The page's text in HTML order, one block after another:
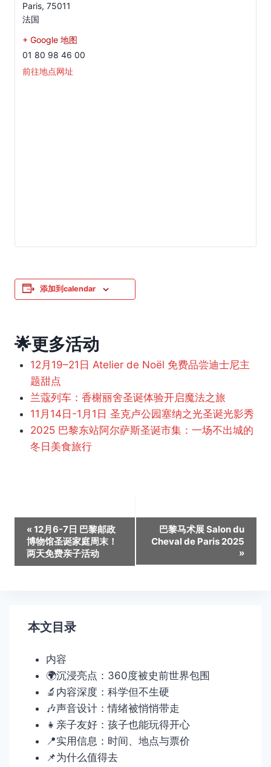
Paris, 75011
法国
+ Google 地图
01 80 98 46 00
前往地点网址
添加到calendar
🌟更多活动
12月19–21日 Atelier de Noël 免费品尝迪士尼主
题甜点
兰蔻列车：香榭丽舍圣诞体验开启魔法之旅
11月14日-1月1日 圣克卢公园塞纳之光圣诞光影秀
2025 巴黎东站阿尔萨斯圣诞市集：一场不出城的
冬日美食旅行
活
动
导
«12月6-7日 巴黎邮政
博物馆圣诞家庭周末！
两天免费亲子活动
巴黎马术展 Salon du
Cheval de Paris 2025
»
本文目录
内容
🌍沉浸亮点：360度被史前世界包围
🔬内容深度：科学但不生硬
🎶声音设计：情绪被悄悄带走
👧亲子友好：孩子也能玩得开心
📍实用信息：时间、地点与票价
📌为什么值得去